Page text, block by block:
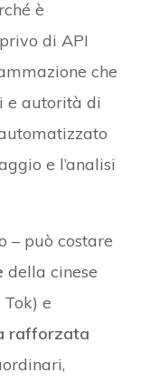
è
di API
che
e autorità di
e l’analisi
– può costare
della cinese
e
rafforzata